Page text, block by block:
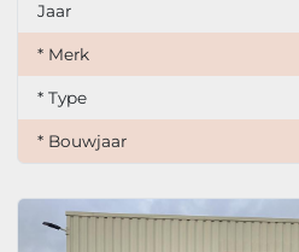
Jaar
* Merk
* Type
* Bouwjaar